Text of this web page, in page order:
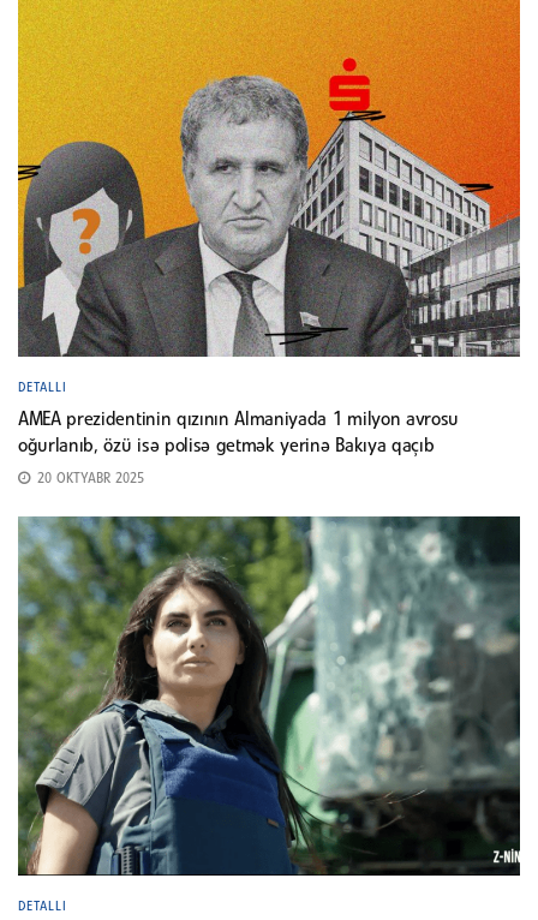
DETALLI
AMEA prezidentinin qızının Almaniyada 1 milyon avrosu
oğurlanıb, özü isə polisə getmək yerinə Bakıya qaçıb
20 OKTYABR 2025
DETALLI